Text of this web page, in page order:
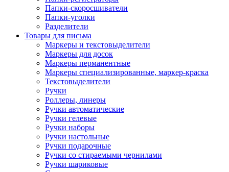
Папки-скоросшиватели
Папки-уголки
Разделители
Товары для письма
Маркеры и текстовыделители
Маркеры для досок
Маркеры перманентные
Маркеры специализированные, маркер-краска
Текстовыделители
Ручки
Роллеры, линеры
Ручки автоматические
Ручки гелевые
Ручки наборы
Ручки настольные
Ручки подарочные
Ручки со стираемыми чернилами
Ручки шариковые